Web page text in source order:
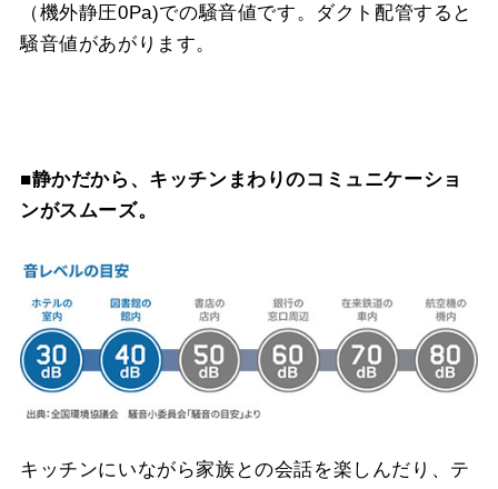
（機外静圧0Pa)での騒音値です。ダクト配管すると
騒音値があがります。
■静かだから、キッチンまわりのコミュニケーショ
ンがスムーズ。
キッチンにいながら家族との会話を楽しんだり、テ